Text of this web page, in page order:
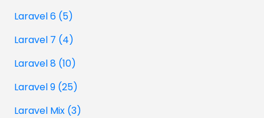
Laravel 6 (5)
Laravel 7 (4)
Laravel 8 (10)
Laravel 9 (25)
Laravel Mix (3)